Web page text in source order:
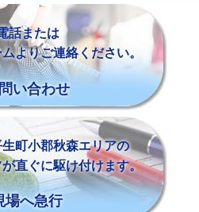
話または
よりご連絡ください。
い合わせ
町小郡秋森エリアの
直ぐに駆け付けます。
場へ急行